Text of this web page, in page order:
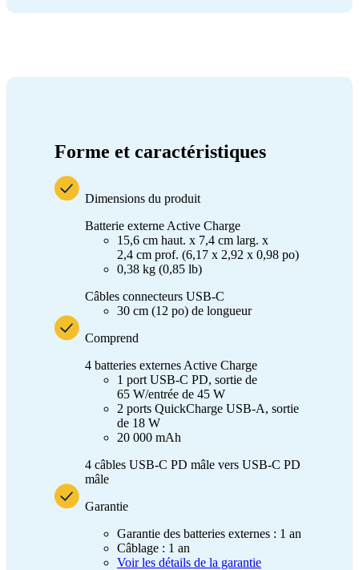
Forme et caractéristiques
Dimensions du produit
Batterie externe Active Charge
15,6 cm haut. x 7,4 cm larg. x
2,4 cm prof. (6,17 x 2,92 x 0,98 po)
0,38 kg (0,85 lb)
Câbles connecteurs USB-C
30 cm (12 po) de longueur
Comprend
4 batteries externes Active Charge
1 port USB-C PD, sortie de
65 W/entrée de 45 W
2 ports QuickCharge USB-A, sortie
de 18 W
20 000 mAh
4 câbles USB-C PD mâle vers USB-C PD
mâle
Garantie
Garantie des batteries externes : 1 an
Câblage : 1 an
Voir les détails de la garantie